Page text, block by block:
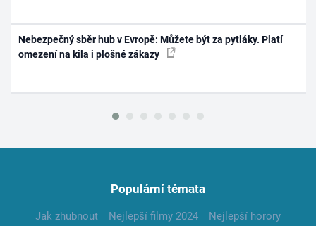
Nebezpečný sběr hub v Evropě: Můžete být za pytláky. Platí
omezení na kila i plošné zákazy
Populární témata
Jak zhubnout Nejlepší filmy 2024
Nejlepší horory